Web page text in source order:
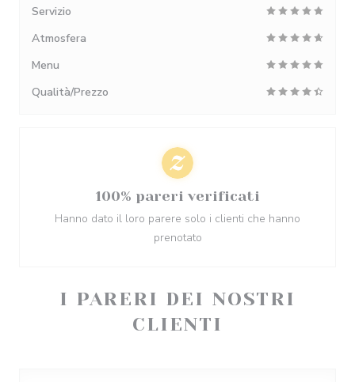
I PARERI DEI NOSTRI
CLIENTI
Servizio
Atmosfera
Menu
Qualità/Prezzo
100% pareri verificati
Hanno dato il loro parere solo i clienti che hanno
prenotato